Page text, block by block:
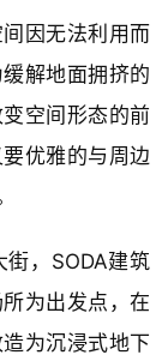
因无法利用而
解地面拥挤的
空间形态的前
优雅的与周边
，SODA建筑
为出发点，在
为沉浸式地下